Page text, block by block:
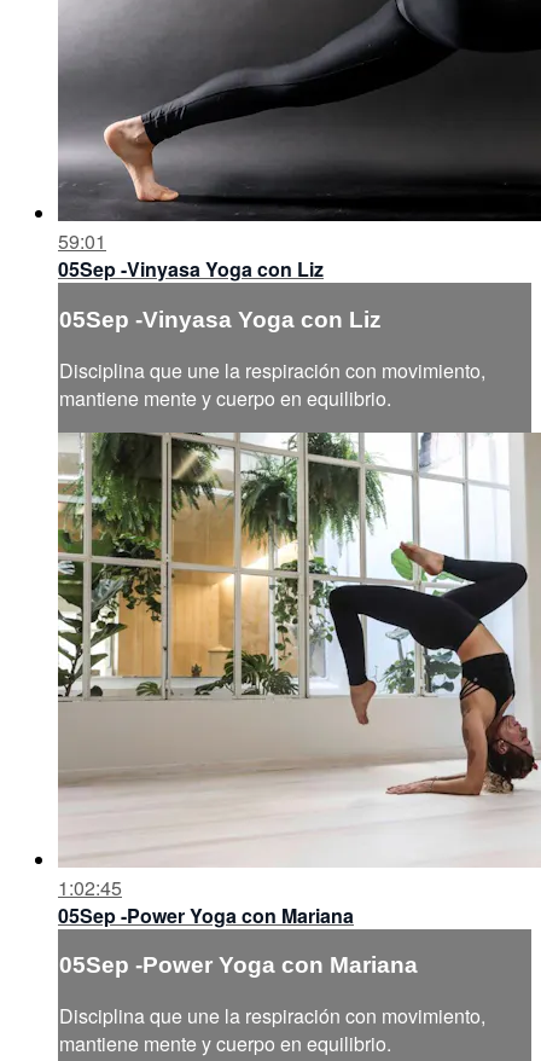
59:01
05Sep -Vinyasa Yoga con Liz
05Sep -Vinyasa Yoga con Liz
Disciplina que une la respiración con movimiento,
mantiene mente y cuerpo en equilibrio.
1:02:45
05Sep -Power Yoga con Mariana
05Sep -Power Yoga con Mariana
Disciplina que une la respiración con movimiento,
mantiene mente y cuerpo en equilibrio.